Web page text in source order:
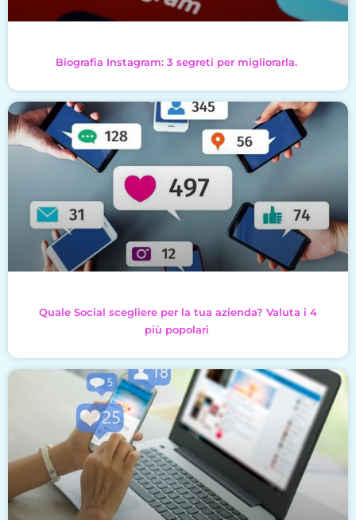
Biografia Instagram: 3 segreti per migliorarla.
Quale Social scegliere per la tua azienda? Valuta i 4
più popolari